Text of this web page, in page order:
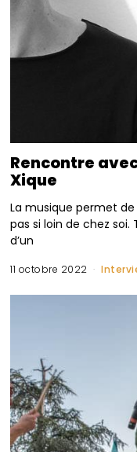
Rencontre
Xique
La musique permet
pas si loin de chez
d’un
11 octobre 2022